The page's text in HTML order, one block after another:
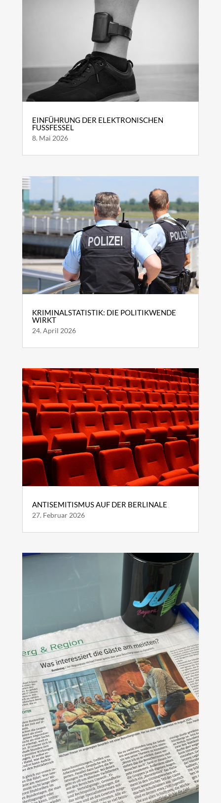
EINFÜHRUNG DER ELEKTRONISCHEN
FUSSFESSEL
8. Mai 2026
KRIMINALSTATISTIK: DIE POLITIKWENDE
WIRKT
24. April 2026
ANTISEMITISMUS AUF DER BERLINALE
27. Februar 2026